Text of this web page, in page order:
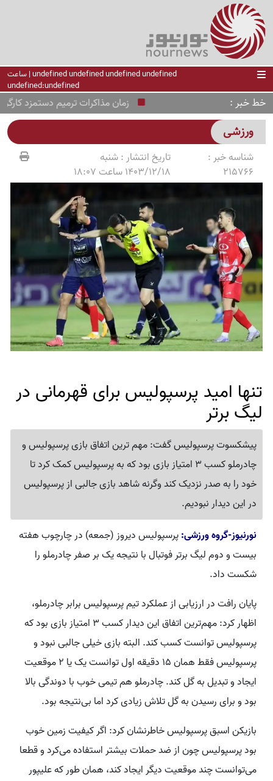
undefined undefined undefined undefined | ساعت
undefined:undefined
خط خبر زمان مذاکرات ترمیم دستمزد
ورزشی
شناسه خبر :
215766
تاریخ انتشار :شنبه
1403/12/18 ساعت 18:07
تنها امید پرسپولیس برای قهرمانی در
لیگ برتر
پیشکسوت پرسپولیس گفت: مهم ترین اتفاق بازی پرسپولیس و
چادرملو کسب 3 امتیاز بازی بود که به پرسپولیس کمک کرد تا
خود را به صدر نزدیک کند وگرنه شاهد بازی جالبی از پرسپولیس
در این دیدار نبودیم.
نورنیوز-گروه ورزشی:پرسپولیس دیروز (جمعه) در چارچوب هفته
بیست و دوم لیگ برتر فوتبال با نتیجه یک بر صفر چادرملو را
شکست داد.
پایان رافت در ارزیابی از عملکرد تیم پرسپولیس برابر چادرملو،
اظهار کرد: مهم‌ترین اتفاق این دیدار کسب ۳ امتیاز بازی بود که
پرسپولیس توانست کسب کند. البته بازی خیلی جالبی نبود و
پرسپولیس فقط همان ۱۵ دقیقه اول توانست یک یا ۲ موقعیت
ایجاد و تبدیل به گل کند. چادرملو هم تیمی خوب با دوندگی بالا
بود و برای رسیدن به گل تلاش زیادی کرد اما بی‌نتیجه بود.
بازیکن اسبق پرسپولیس خاطرنشان کرد: اگر کیفیت زمین خوب
بود پرسپولیس چون از ضد حملات بیشتر استفاده می‌کرد و قطعا
می‌توانست چند موقعیت دیگر ایجاد کند، همان طور که علیپور